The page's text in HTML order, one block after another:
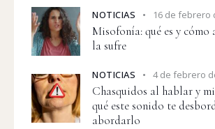
NOTICIAS 16 de febrero
Misofonía: qué es y cómo
la sufre
NOTICIAS 4 de febrero
Chasquidos al hablar y
qué este sonido te
abordarlo